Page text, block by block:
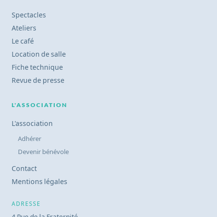
Spectacles
Ateliers
Le café
Location de salle
Fiche technique
Revue de presse
L'ASSOCIATION
L'association
Adhérer
Devenir bénévole
Contact
Mentions légales
ADRESSE